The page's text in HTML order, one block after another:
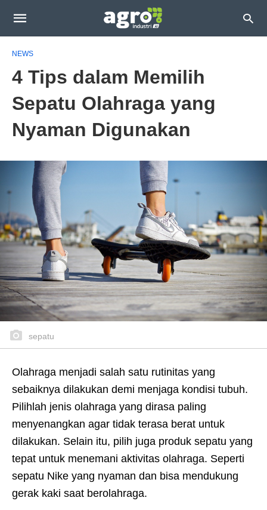
NEWS
4 Tips dalam Memilih
Sepatu Olahraga yang
Nyaman Digunakan
sepatu
Olahraga menjadi salah satu rutinitas yang
sebaiknya dilakukan demi menjaga kondisi tubuh.
Pilihlah jenis olahraga yang dirasa paling
menyenangkan agar tidak terasa berat untuk
dilakukan. Selain itu, pilih juga produk sepatu yang
tepat untuk menemani aktivitas olahraga. Seperti
sepatu Nike yang nyaman dan bisa mendukung
gerak kaki saat berolahraga.